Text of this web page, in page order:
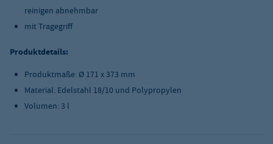
reinigen abnehmbar
mit Tragegriff
Produktdetails:
Produktmaße: Ø 171 x 373 mm
Material: Edelstahl 18/10 und Polypropylen
Volumen: 3 l